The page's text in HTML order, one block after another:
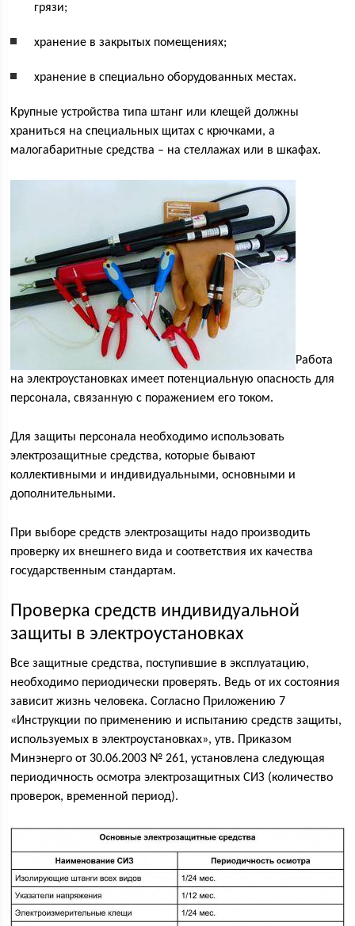
грязи;
хранение в закрытых помещениях;
хранение в специально оборудованных местах.
Крупные устройства типа штанг или клещей должны
храниться на специальных щитах с крючками, а
малогабаритные средства – на стеллажах или в шкафах.
Работа
на электроустановках имеет потенциальную опасность для
персонала, связанную с поражением его током.
Для защиты персонала необходимо использовать
электрозащитные средства, которые бывают
коллективными и индивидуальными, основными и
дополнительными.
При выборе средств электрозащиты надо производить
проверку их внешнего вида и соответствия их качества
государственным стандартам.
Проверка средств индивидуальной
защиты в электроустановках
Все защитные средства, поступившие в эксплуатацию,
необходимо периодически проверять. Ведь от их состояния
зависит жизнь человека. Согласно Приложению 7
«Инструкции по применению и испытанию средств защиты,
используемых в электроустановках», утв. Приказом
Минэнерго от 30.06.2003 № 261, установлена следующая
периодичность осмотра электрозащитных СИЗ (количество
проверок, временной период).